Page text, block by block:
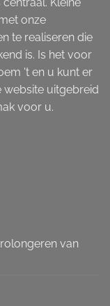
onze
te realiseren die
is. Is het voor
't en u kunt er
website uitgebreid
voor u.
van